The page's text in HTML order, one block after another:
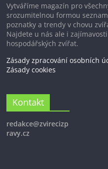
Vytváříme magazín pro
srozumitelnou formou
poznatky a trendy v chovu
Najdete u nás ale i
hospodářských zvířat.
Zásady zpracování osobních
Zásady cookies
Kontakt
redakce@zvirecizp
ravy.cz